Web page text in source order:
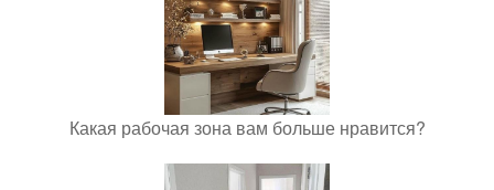
Какая рабочая зона вам больше нравится?